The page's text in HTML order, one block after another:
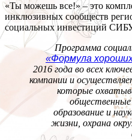
«Ты можешь все!» – это
инклюзивных сообществ
социальных инвестиций
Программа
«Формула
2016 года во всех
компании и
которые
общественные
образование и
жизни, охрана